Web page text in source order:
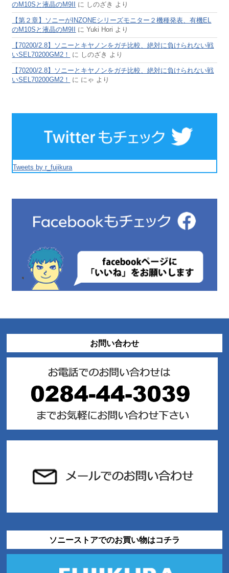
のM10Sと液晶のM9II
に しのざき より
【第２章】ソニーがINZONEシリーズモニター２機種発表、有機EL
のM10Sと液晶のM9II
にYuki Hori より
【70200/2.8】ソニーとキヤノンをガチ比較、絶対に負けられない戦
いSEL70200GM2！
に しのざき より
【70200/2.8】ソニーとキヤノンをガチ比較、絶対に負けられない戦
いSEL70200GM2！
に にゃ より
Tweets by r_fujikura
お問い合わせ
ソニーストアでのお買い物はコチラ